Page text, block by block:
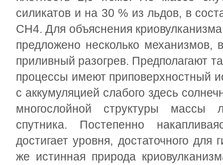
силикатов и на 30 % из льдов, в
CH4. Для объяснения
предложено несколько
приливный разогрев. Предполагают
процессы имеют приповерхностный
с аккумуляцией слабого здесь
многослойной структуры массы
спутника. Постепенно
достигает уровня, достаточного для
же истинная природа